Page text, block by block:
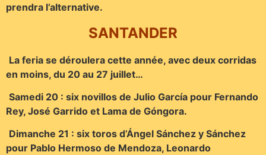
prendra l’alternative.
SANTANDER
La feria se déroulera cette année, avec deux corridas
en moins, du 20 au 27 juillet…
Samedi 20 : six novillos de Julio García pour Fernando
Rey, José Garrido et Lama de Góngora.
Dimanche 21 : six toros d’Ángel Sánchez y Sánchez
pour Pablo Hermoso de Mendoza, Leonardo